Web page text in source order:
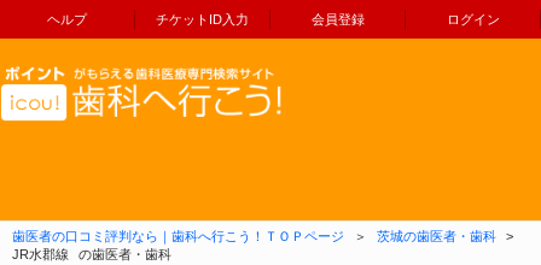
ヘルプ チケットID入力 会員登録 ログイン
コンテンツへ移動
歯医者の口コミ評判なら｜歯科へ行こう！ＴＯＰページ ＞ 茨城の歯医者・歯科
>
JR水郡線
の歯医者・歯科